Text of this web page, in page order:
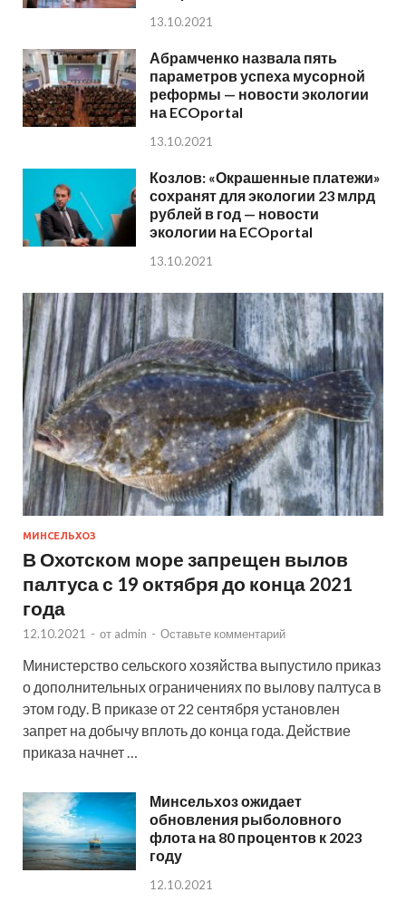
13.10.2021
Абрамченко назвала пять
параметров успеха мусорной
реформы — новости экологии
на ECOportal
13.10.2021
Козлов: «Окрашенные платежи»
сохранят для экологии 23 млрд
рублей в год — новости
экологии на ECOportal
13.10.2021
МИНСЕЛЬХОЗ
В Охотском море запрещен вылов
палтуса с 19 октября до конца 2021
года
12.10.2021 - от admin - Оставьте комментарий
Министерство сельского хозяйства выпустило приказ
о дополнительных ограничениях по вылову палтуса в
этом году. В приказе от 22 сентября установлен
запрет на добычу вплоть до конца года. Действие
приказа начнет …
Минсельхоз ожидает
обновления рыболовного
флота на 80 процентов к 2023
году
12.10.2021